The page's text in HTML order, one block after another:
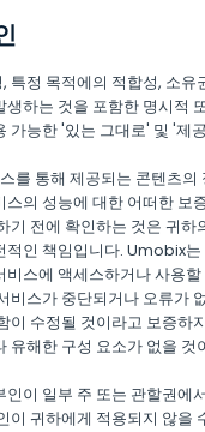
특정 목적에의 적합성, 소유
생하는 것을 포함한 명시적
가능한 '있는 그대로' 및 '제
를 통해 제공되는 콘텐츠의
스의 성능에 대한 어떠한 보
기 전에 확인하는 것은 귀하
적인 책임입니다. Umobix
비스에 액세스하거나 사용
비스가 중단되거나 오류가
이 수정될 것이라고 보증하
유해한 구성 요소가 없을 것
인이 일부 주 또는 관할권에
이 귀하에게 적용되지 않을